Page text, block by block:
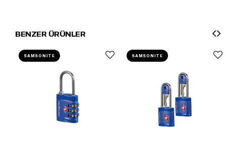
BENZER ÜRÜNLER
SAMSONITE SAMSONITE